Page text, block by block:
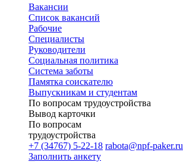
Вакансии
Список вакансий
Рабочие
Специалисты
Руководители
Cоциальная политика
Система заботы
Памятка соискателю
Выпускникам и студентам
По вопросам трудоустройства
Вывод карточки
По вопросам
трудоустройства
+7 (34767) 5-22-18 rabota@npf-paker.ru
Заполнить анкету